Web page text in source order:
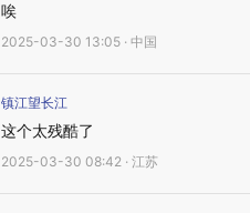
唉
2025-03-30 13:05 · 中国
镇江望长江
这个太残酷了
2025-03-30 08:42 · 江苏